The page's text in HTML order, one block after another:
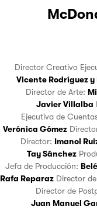
Director Creativo
Vicente Rodríguezy
Director de Arte:
Javier Villalba
Ejecutiva de
Verónica Gómez
Director: Imanol
Tay Sánchez
Jefa de Producción:
Rafa Reparaz
Director
Director de
Juan Manuel